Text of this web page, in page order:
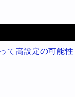
て高設定の可能性